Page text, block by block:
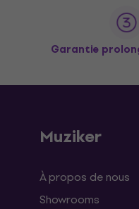
Garantie
Muziker
À propos de nous
Showrooms